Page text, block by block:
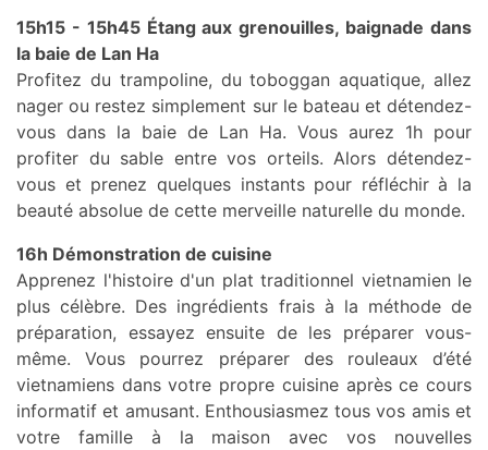
15h15 - 15h45 Étang aux grenouilles, baignade dans
la baie de Lan Ha
Profitez du trampoline, du toboggan aquatique, allez
nager ou restez simplement sur le bateau et détendez-
vous dans la baie de Lan Ha. Vous aurez 1h pour
profiter du sable entre vos orteils. Alors détendez-
vous et prenez quelques instants pour réfléchir à la
beauté absolue de cette merveille naturelle du monde.
16h Démonstration de cuisine
Apprenez l'histoire d'un plat traditionnel vietnamien le
plus célèbre. Des ingrédients frais à la méthode de
préparation, essayez ensuite de les préparer vous-
même. Vous pourrez préparer des rouleaux d’été
vietnamiens dans votre propre cuisine après ce cours
informatif et amusant. Enthousiasmez tous vos amis et
votre famille à la maison avec vos nouvelles